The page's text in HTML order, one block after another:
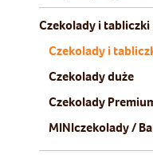
Czekolady i tabliczki
Czekolady i
Czekolady duże
Czekolady
MINIczekolady /